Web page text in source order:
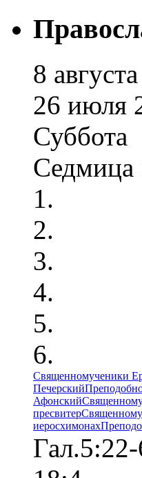
8
26 июля
Суббота
Седмица
Священномученики
Печерский
Афонский
пресвитер
иеросхимонах